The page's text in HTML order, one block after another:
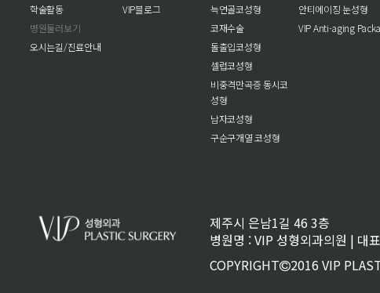
학술활동
병원둘러보기
오시는길/진료안내
VIP블로그
늑연골코성형
코재수술
돌출입코성형
셀럽코성형
비중격만곡증 동시코
성형
남자코성형
구순구개열 코성형
안티에이징 눈성형
VIP Anti-aging
제주시 은남1길 46 3층
병원명 : VIP 성형외과의원 |
COPYRIGHT
2016 VIP